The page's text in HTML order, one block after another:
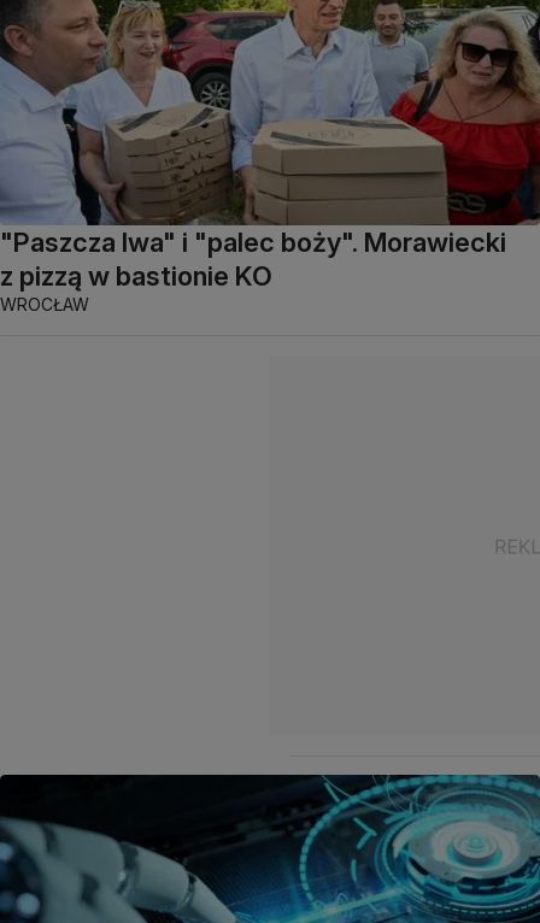
"Paszcza lwa" i "palec boży". Morawiecki
z pizzą w bastionie KO
WROCŁAW